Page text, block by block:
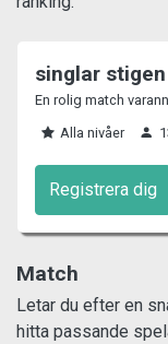
singlar stigen
En rolig match
Alla nivåer
Registrera dig
Match
Letar du efter en
hitta passande